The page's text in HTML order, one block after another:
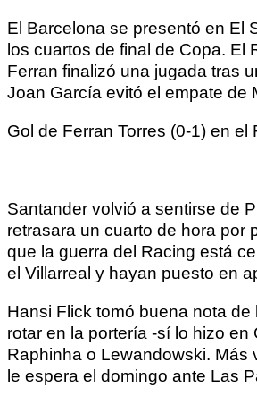
El Barcelona se presentó en El
los cuartos de final de Copa.
Ferran finalizó una jugada tras
Joan García evitó el empate de
Gol de Ferran Torres (0-1) en
Santander volvió a sentirse de
retrasara un cuarto de hora por
que la guerra del Racing está
el Villarreal y hayan puesto en
Hansi Flick tomó buena nota
rotar en la portería -sí lo hizo
Raphinha o Lewandowski.
le espera el domingo ante Las